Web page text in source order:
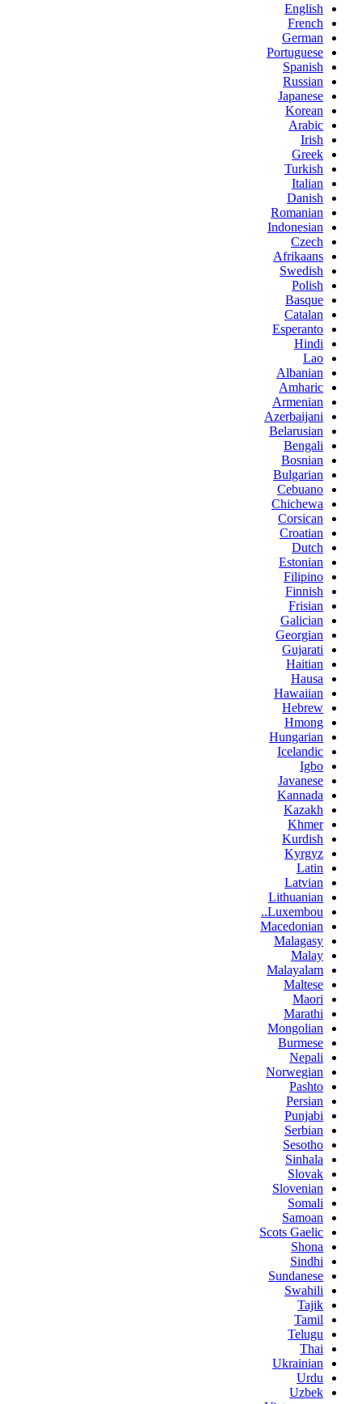
English
French
German
Portuguese
Spanish
Russian
Japanese
Korean
Arabic
Irish
Greek
Turkish
Italian
Danish
Romanian
Indonesian
Czech
Afrikaans
Swedish
Polish
Basque
Catalan
Esperanto
Hindi
Lao
Albanian
Amharic
Armenian
Azerbaijani
Belarusian
Bengali
Bosnian
Bulgarian
Cebuano
Chichewa
Corsican
Croatian
Dutch
Estonian
Filipino
Finnish
Frisian
Galician
Georgian
Gujarati
Haitian
Hausa
Hawaiian
Hebrew
Hmong
Hungarian
Icelandic
Igbo
Javanese
Kannada
Kazakh
Khmer
Kurdish
Kyrgyz
Latin
Latvian
Lithuanian
Luxembou..
Macedonian
Malagasy
Malay
Malayalam
Maltese
Maori
Marathi
Mongolian
Burmese
Nepali
Norwegian
Pashto
Persian
Punjabi
Serbian
Sesotho
Sinhala
Slovak
Slovenian
Somali
Samoan
Scots Gaelic
Shona
Sindhi
Sundanese
Swahili
Tajik
Tamil
Telugu
Thai
Ukrainian
Urdu
Uzbek